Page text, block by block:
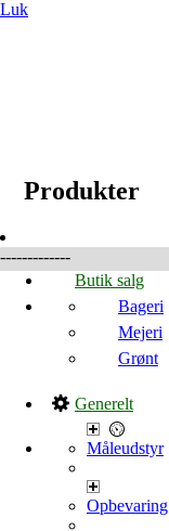
Luk
Produkter
-------------
Butik salg
Bageri
Mejeri
Grønt
Generelt
Måleudstyr
Opbevaring